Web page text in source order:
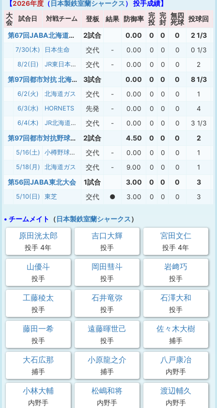
【2026年度 （ 日本製鉄室蘭シャークス） 投手成績】
大
会
試合日 対戦チーム 登板 結果 防御率
完
投
完
封
無四
死球 投球回
第67回JABA北海道大会 2試合 0.00 0 0 0 2 1/3
7/30(木) 日本生命 交代 - 0.00 0 0 0 0 1/3
8/2(日) JR東日本東北 交代 - 0.00 0 0 0 2
第97回都市対抗 北海道二次予選 3試合 0.00 0 0 0 8 1/3
6/2(火) 北海道ガス 交代 - 0.00 0 0 0 1
6/3(水) HORNETS 先発 - 0.00 0 0 0 4
6/4(木) JR北海道硬式野球クラブ 交代 - 0.00 0 0 0 3 1/3
第97回都市対抗野球大会 北海道地区一次予選 2試合 4.50 0 0 0 2
5/16(土) 小樽野球協会 交代 - 0.00 0 0 0 1
5/18(月) 北海道ガス 交代 - 9.00 0 0 0 1
第56回JABA東北大会 1試合 3.00 0 0 0 3
5/10(日) 東芝 交代 ● 3.00 0 0 0 3
• チームメイト （日本製鉄室蘭シャークス）
原田洸太郎
投手 4年
吉口大輝
投手
宮田文仁
投手 4年
山優斗
投手
岡田彗斗
投手
岩﨑巧
投手
工藤稜太
投手
石井竜弥
投手
石澤大和
投手
藤田一希
投手
遠藤暉世己
投手
佐々木大樹
捕手
大石広那
捕手
小原龍之介
捕手
八戸康冶
内野手
小林大輔
内野手
松嶋和将
内野手
渡辺輔久
内野手